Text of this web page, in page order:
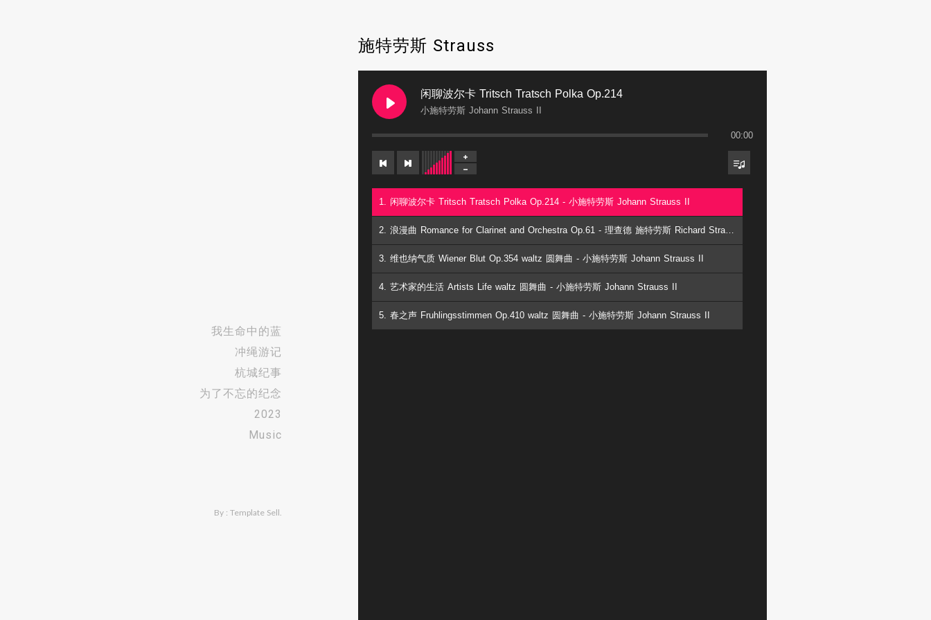
我生命中的蓝
冲绳游记
杭城纪事
为了不忘的纪念
2023
Music
By : Template Sell.
施特劳斯 Strauss
闲聊波尔卡 Tritsch Tratsch Polka Op.214
小施特劳斯 Johann Strauss II
00:00
1. 闲聊波尔卡 Tritsch Tratsch Polka Op.214 - 小施特劳斯 Johann Strauss II
2. 浪漫曲 Romance for Clarinet and Orchestra Op.61 - 理查德 施特劳斯 Richard Strauss
3. 维也纳气质 Wiener Blut Op.354 waltz 圆舞曲 - 小施特劳斯 Johann Strauss II
4. 艺术家的生活 Artists Life waltz 圆舞曲 - 小施特劳斯 Johann Strauss II
5. 春之声 Fruhlingsstimmen Op.410 waltz 圆舞曲 - 小施特劳斯 Johann Strauss II